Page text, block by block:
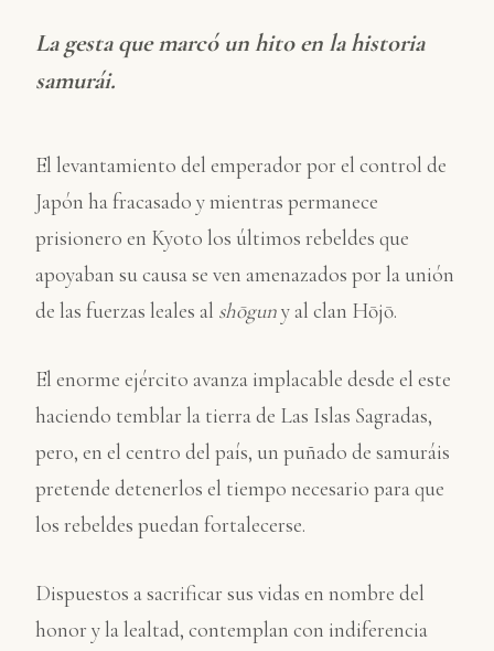
La gesta que marcó un hito en la historia
samurái.
El levantamiento del emperador por el control de
Japón ha fracasado y mientras permanece
prisionero en Kyoto los últimos rebeldes que
apoyaban su causa se ven amenazados por la unión
de las fuerzas leales al shōguny al clan Hōjō.
El enorme ejército avanza implacable desde el este
haciendo temblar la tierra de Las Islas Sagradas,
pero, en el centro del país, un puñado de samuráis
pretende detenerlos el tiempo necesario para que
los rebeldes puedan fortalecerse.
Dispuestos a sacrificar sus vidas en nombre del
honor y la lealtad, contemplan con indiferencia